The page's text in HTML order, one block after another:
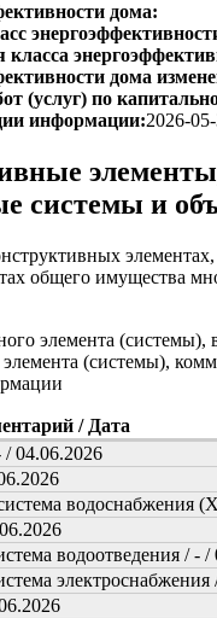
дома:
класса
дома
(услуг) по
информации:2026-05-
системы и
общего имущества
элемента (системы),
(системы),
/ Дата
/ 04.06.2026
водоснабжения
водоотведения / - /
электроснабжения